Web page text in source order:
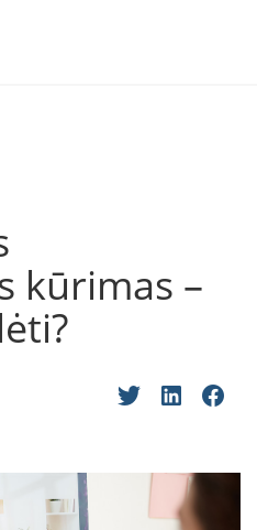
kūrimas –